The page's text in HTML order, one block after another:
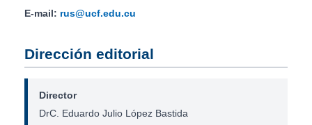
E-mail: rus@ucf.edu.cu
Dirección editorial
Director
DrC. Eduardo Julio López Bastida